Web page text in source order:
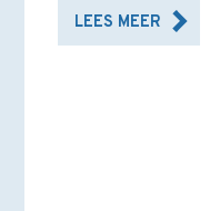
LEES MEER